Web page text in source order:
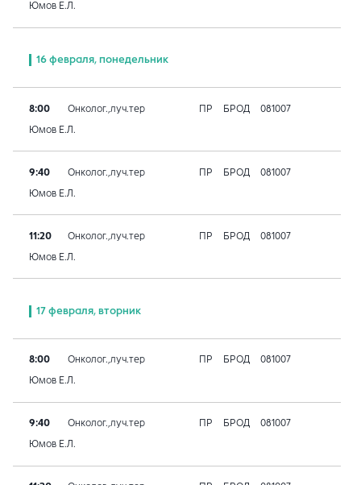
Юмов Е.Л.
16 февраля, понедельник
8:00 Онколог.,луч.тер ПР БРОД 081007
Юмов Е.Л.
9:40 Онколог.,луч.тер ПР БРОД 081007
Юмов Е.Л.
11:20 Онколог.,луч.тер ПР БРОД 081007
Юмов Е.Л.
17 февраля, вторник
8:00 Онколог.,луч.тер ПР БРОД 081007
Юмов Е.Л.
9:40 Онколог.,луч.тер ПР БРОД 081007
Юмов Е.Л.